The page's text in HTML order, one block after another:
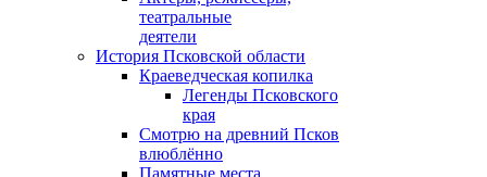
театральные
деятели
История Псковской области
Краеведческая копилка
Легенды Псковского
края
Смотрю на древний Псков
влюблённо
Памятные места